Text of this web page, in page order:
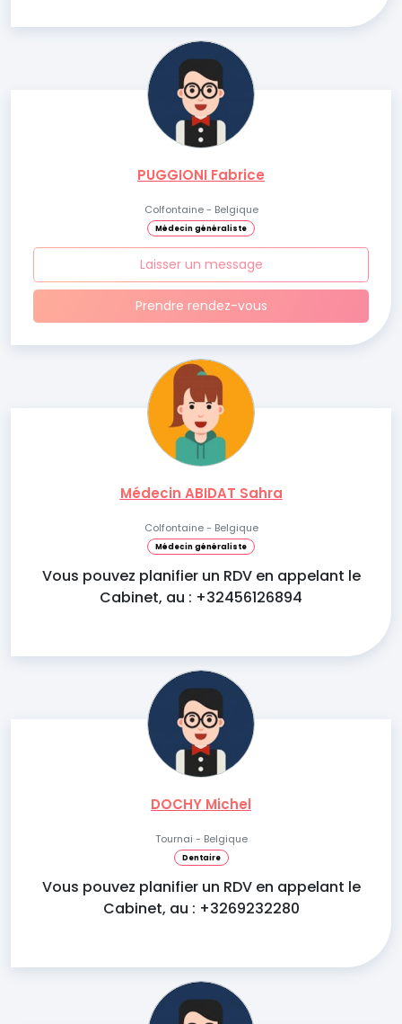
PUGGIONI Fabrice
Colfontaine - Belgique
Médecin généraliste
Laisser un message
Prendre rendez-vous
Médecin ABIDAT Sahra
Colfontaine - Belgique
Médecin généraliste
Vous pouvez planifier un RDV en appelant le
Cabinet, au : +32456126894
DOCHY Michel
Tournai - Belgique
Dentaire
Vous pouvez planifier un RDV en appelant le
Cabinet, au : +3269232280